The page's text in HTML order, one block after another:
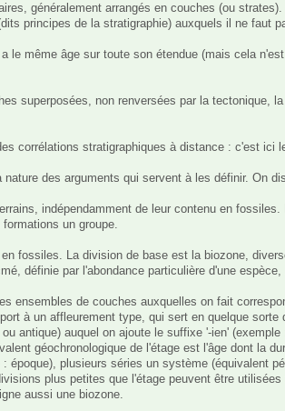
principes de la stratigraphie) auxquels il ne faut
corrélations stratigraphiques à distance : c'est ici
des arguments qui servent à les définir. On
un groupe.
définie par l'abondance particulière d'une espèce,
à un affleurement type, qui sert en quelque
antique) auquel on ajoute le suffixe '-ien'
géochronologique de l'étage est l'âge dont la
époque), plusieurs séries un système (équivalent
plus petites que l'étage peuvent être
aussi une biozone.